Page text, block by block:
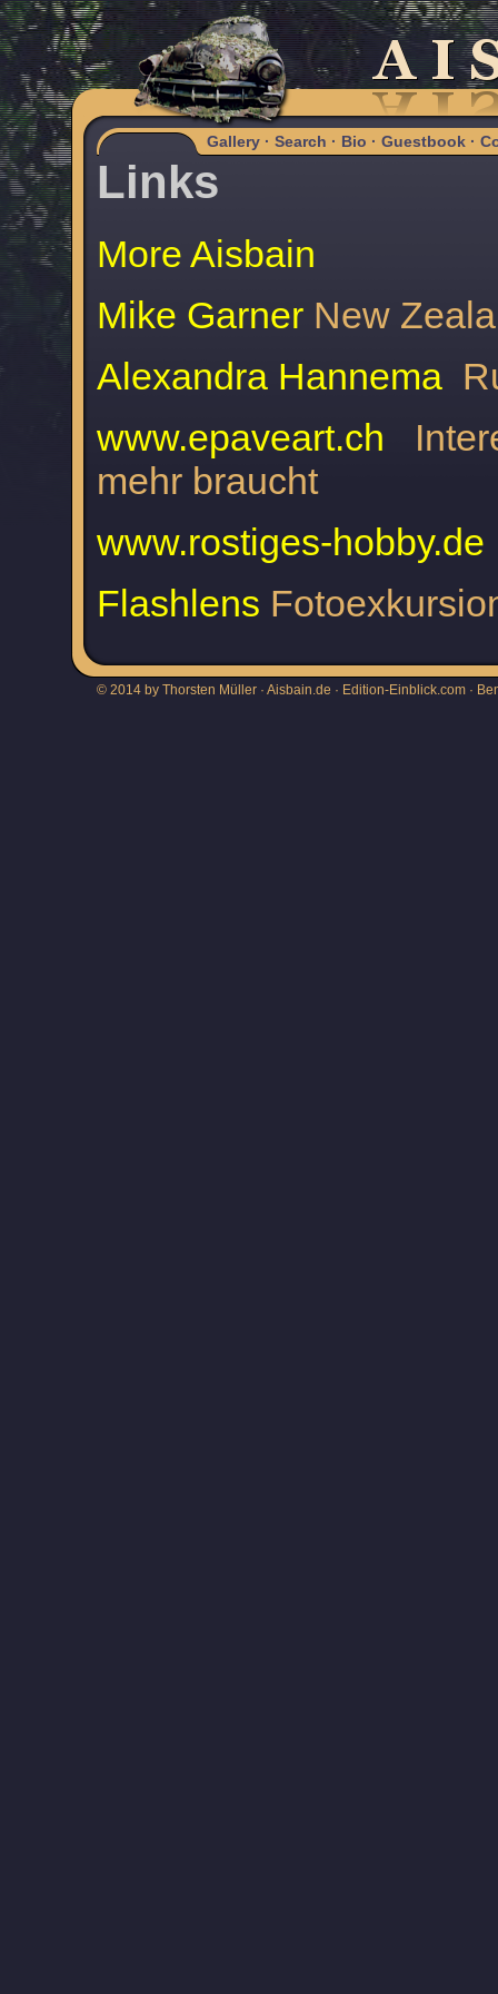
Gallery · Search · Bio · Guestbook ·
Links
More Aisbain
Mike Garner New
Alexandra Hannema
www.epaveart.ch
mehr braucht
www.rostiges-hobby.de
Flashlens
© 2014 by Thorsten Müller · Aisbain.de · Edition-Einblick.com ·